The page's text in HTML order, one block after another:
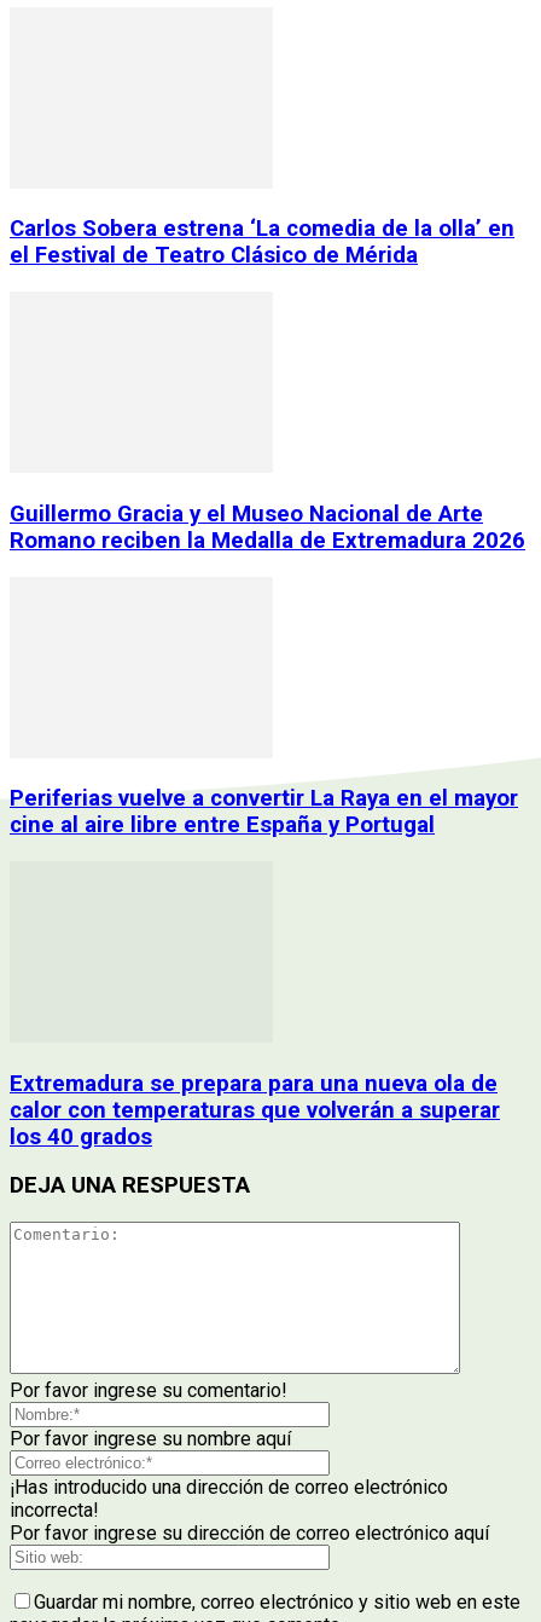
Carlos Sobera estrena ‘La comedia de la olla’ en
el Festival de Teatro Clásico de Mérida
Guillermo Gracia y el Museo Nacional de Arte
Romano reciben la Medalla de Extremadura 2026
Periferias vuelve a convertir La Raya en el mayor
cine al aire libre entre España y Portugal
Extremadura se prepara para una nueva ola de
calor con temperaturas que volverán a superar
los 40 grados
DEJA UNA RESPUESTA
Por favor ingrese su comentario!
Por favor ingrese su nombre aquí
¡Has introducido una dirección de correo electrónico
incorrecta!
Por favor ingrese su dirección de correo electrónico aquí
Guardar mi nombre, correo electrónico y sitio web en este